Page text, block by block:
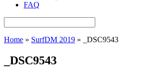
FAQ
Home » SurfDM 2019 » _DSC9543
_DSC9543